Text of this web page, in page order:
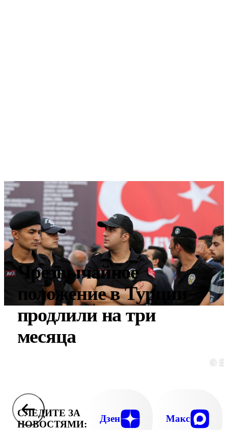
Чрезвычайное
положение в Турции
продлили на три
месяца
©
СЛЕДИТЕ ЗА
НОВОСТЯМИ:
Дзен Макс